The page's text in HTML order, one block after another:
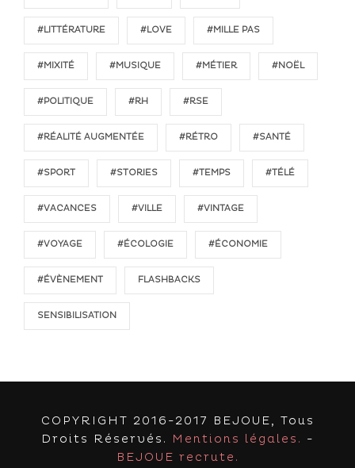
#LITTÉRATURE #LOVE #MILLE PAS
#MIXITÉ #MUSIQUE #MÉTIER #NOËL
#POLITIQUE #RH #RSE
#RÉALITÉ AUGMENTÉE #RÉTRO #SANTÉ
#SPORT #STORIES #TEMPS #TÉLÉ
#VACANCES #VILLE #VINTAGE
#VOYAGE #ÉCOLOGIE #ÉCONOMIE
#ÉVÈNEMENT FLASHBACKS
SENSIBILISATION
COPYRIGHT 2016-2017 BEJOUE, Tous
Droits Réservés.
Mentions légales. -
BEJOUE recrute.